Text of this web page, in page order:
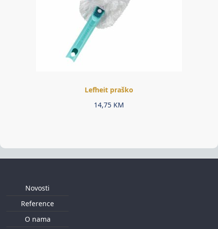
Lefheit praško
14,75 KM
Novosti
Reference
O nama